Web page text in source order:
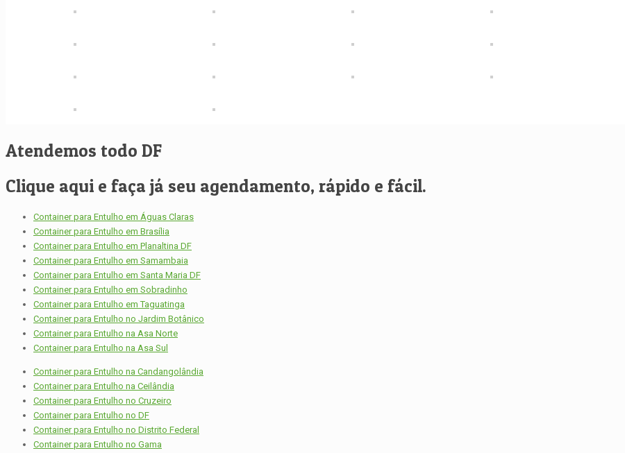
Atendemos todo DF
Clique aqui e faça já seu agendamento, rápido e fácil.
Container para Entulho em Águas Claras
Container para Entulho em Brasília
Container para Entulho em Planaltina DF
Container para Entulho em Samambaia
Container para Entulho em Santa Maria DF
Container para Entulho em Sobradinho
Container para Entulho em Taguatinga
Container para Entulho no Jardim Botânico
Container para Entulho na Asa Norte
Container para Entulho na Asa Sul
Container para Entulho na Candangolândia
Container para Entulho na Ceilândia
Container para Entulho no Cruzeiro
Container para Entulho no DF
Container para Entulho no Distrito Federal
Container para Entulho no Gama